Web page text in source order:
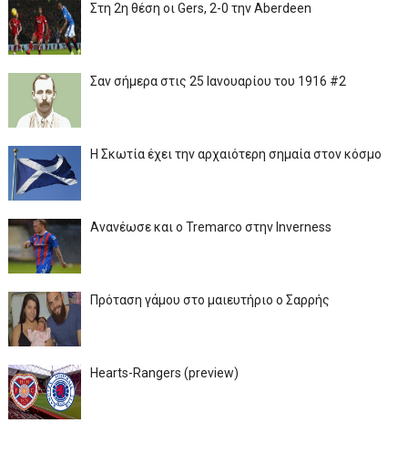
Στη 2η θέση οι Gers, 2-0 την Aberdeen
Σαν σήμερα στις 25 Ιανουαρίου του 1916 #2
Η Σκωτία έχει την αρχαιότερη σημαία στον κόσμο
Ανανέωσε και ο Tremarco στην Inverness
Πρόταση γάμου στο μαιευτήριο ο Σαρρής
Hearts-Rangers (preview)